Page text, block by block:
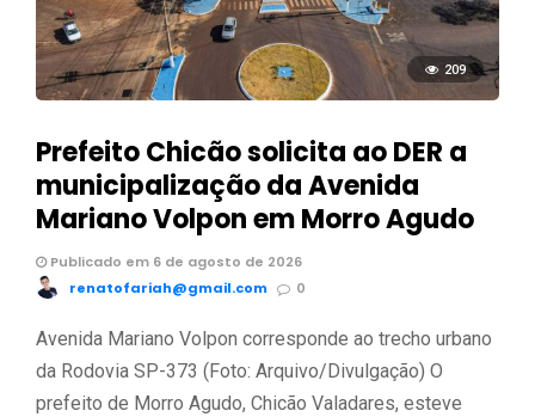
209
Prefeito Chicão solicita ao DER a
municipalização da Avenida
Mariano Volpon em Morro Agudo
Publicado em 6 de agosto de 2026
renatofariah@gmail.com
0
Avenida Mariano Volpon corresponde ao trecho urbano
da Rodovia SP-373 (Foto: Arquivo/Divulgação) O
prefeito de Morro Agudo, Chicão Valadares, esteve